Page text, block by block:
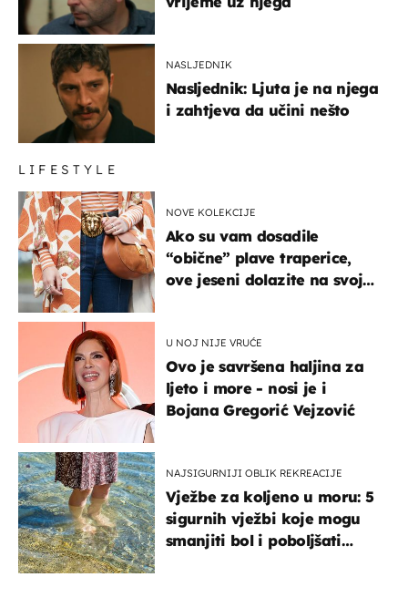
NASLJEDNIK
Nasljednik: Ljuta je na njega
i zahtjeva da učini nešto
LIFESTYLE
NOVE KOLEKCIJE
Ako su vam dosadile
“obične” plave traperice,
ove jeseni dolazite na svoje
U NOJ NIJE VRUĆE
Ovo je savršena haljina za
ljeto i more - nosi je i
Bojana Gregorić Vejzović
NAJSIGURNIJI OBLIK REKREACIJE
Vježbe za koljeno u moru: 5
sigurnih vježbi koje mogu
smanjiti bol i poboljšati